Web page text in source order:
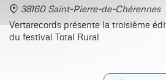
38160 Saint-Pierre-de-Chérennes
Vertarecords présente la troisième
du festival Total Rural